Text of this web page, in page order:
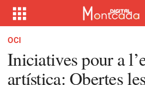
OCI
Iniciatives pour a
artística: Obertes